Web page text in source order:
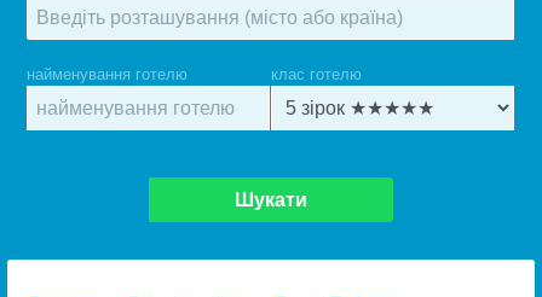
найменування готелю клас готелю
Шукати